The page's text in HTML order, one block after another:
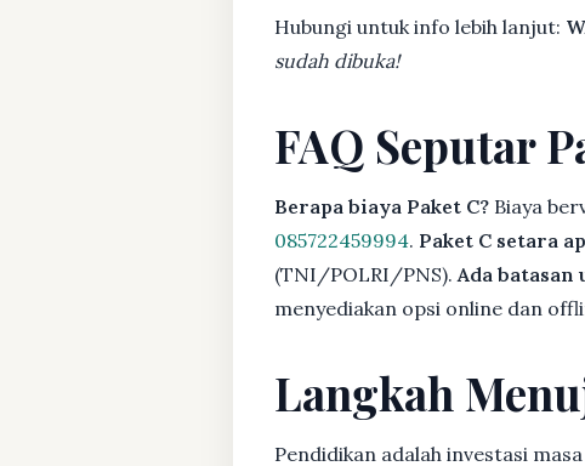
Hubungi untuk info lebih lanjut:
sudah dibuka!
FAQ Seputar
Berapa biaya Paket C? Biaya
085722459994. Paket C setara
(TNI/POLRI/PNS). Ada batasan
menyediakan opsi online dan
Langkah
Pendidikan adalah investasi